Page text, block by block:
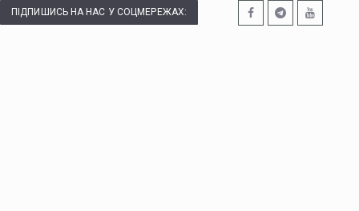
ПІДПИШИСЬ НА НАС У СОЦМЕРЕЖАХ: